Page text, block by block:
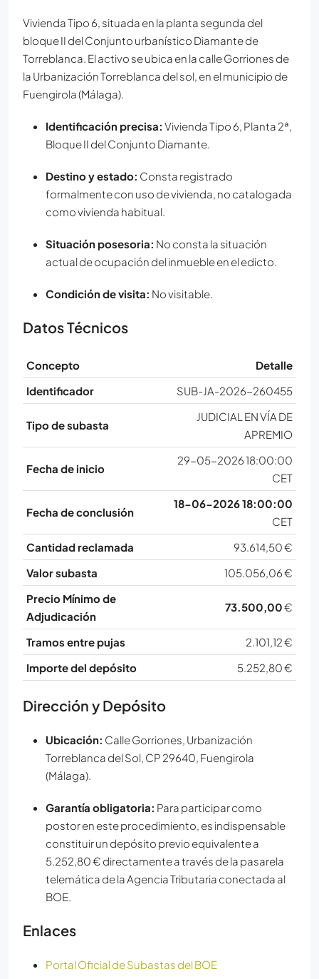
Vivienda Tipo 6, situada en la planta segunda del
bloque II del Conjunto urbanístico Diamante de
Torreblanca. El activo se ubica en la calle Gorriones de
la Urbanización Torreblanca del sol, en el municipio de
Fuengirola (Málaga).
Identificación precisa: Vivienda Tipo 6, Planta 2ª,
Bloque II del Conjunto Diamante.
Destino y estado: Consta registrado
formalmente con uso de vivienda, no catalogada
como vivienda habitual.
Situación posesoria: No consta la situación
actual de ocupación del inmueble en el edicto.
Condición de visita: No visitable.
Datos Técnicos
Concepto
Detalle
Identificador
SUB-JA-2026-260455
Tipo de subasta
JUDICIAL EN VÍA DE
APREMIO
Fecha de inicio
29-05-2026 18:00:00
CET
Fecha de conclusión
18-06-2026 18:00:00
CET
Cantidad reclamada
93.614,50 €
Valor subasta
105.056,06 €
Precio Mínimo de
Adjudicación
73.500,00€
Tramos entre pujas
2.101,12 €
Importe del depósito
5.252,80 €
Dirección y Depósito
Ubicación: Calle Gorriones, Urbanización
Torreblanca del Sol, CP 29640, Fuengirola
(Málaga).
Garantía obligatoria: Para participar como
postor en este procedimiento, es indispensable
constituir un depósito previo equivalente a
5.252,80 € directamente a través de la pasarela
telemática de la Agencia Tributaria conectada al
BOE.
Enlaces
Portal Oficial de Subastas del BOE